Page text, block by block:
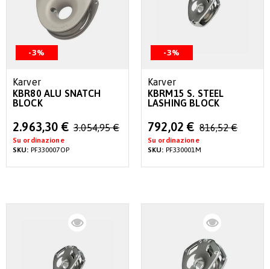
-3%
Karver
KBR80 ALU SNATCH
BLOCK
Special
Price
2.963,30 € 3.054,95 €
Su ordinazione
SKU: PF330007OP
-3%
Karver
KBRM15 S. STEEL
LASHING BLOCK
Special
Price
792,02 € 816,52 €
Su ordinazione
SKU: PF330001M